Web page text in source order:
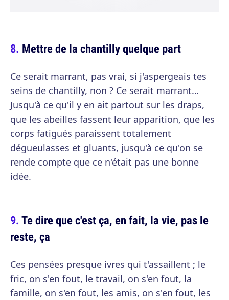
Mettre de la chantilly quelque part
Ce serait marrant, pas vrai, si j'aspergeais tes
seins de chantilly, non ? Ce serait marrant…
Jusqu'à ce qu'il y en ait partout sur les draps,
que les abeilles fassent leur apparition, que les
corps fatigués paraissent totalement
dégueulasses et gluants, jusqu'à ce qu'on se
rende compte que ce n'était pas une bonne
idée.
Te dire que c'est ça, en fait, la vie, pas le
reste, ça
Ces pensées presque ivres qui t'assaillent ; le
fric, on s'en fout, le travail, on s'en fout, la
famille, on s'en fout, les amis, on s'en fout, les